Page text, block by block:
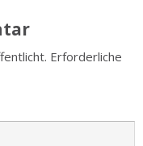
Erforderliche